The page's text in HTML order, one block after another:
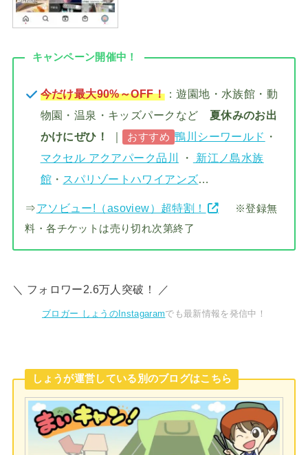
キャンペーン開催中！
今だけ最大90%～OFF！：遊園地・水族館・動
物園・温泉・キッズパークなど 夏休みのお出
かけにぜひ！
おすすめ 鴨川シーワールド ・
マクセル アクアパーク品川
・
新江ノ島水族
館 ・ スパリゾートハワイアンズ…
⇒アソビュー!（asoview）超特割！
※登録無
料・各チケットは売り切れ次第終了
＼ フォロワー2.6万人突破！ ／
ブロガー しょうのInstagaramでも最新情報を発信中！
しょうが運営している別のブログはこちら